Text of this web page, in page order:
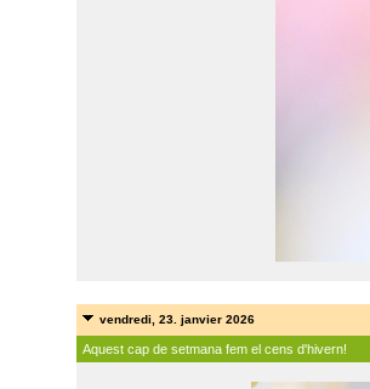
vendredi, 23. janvier 2026
Aquest cap de setmana fem el cens d'hivern!